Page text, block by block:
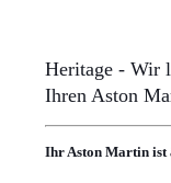
Heritage - Wir
Ihren Aston
Ihr Aston Martin ist